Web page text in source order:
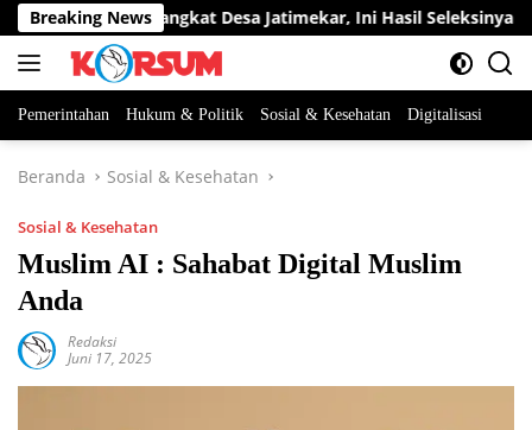
Langsung
ke
konten
Breaking News
Jabatan Perangkat Desa Jatimekar, Ini Hasil Seleksinya
Pemerintahan Hukum & Politik Sosial & Kesehatan Digitalisasi
Beranda Sosial & Kesehatan
Sosial & Kesehatan
Muslim AI : Sahabat Digital Muslim
Anda
Redaksi
Juni 17, 2025